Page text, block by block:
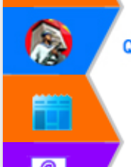
Đắk Lắk sơ kết 4 năm triển khai
hiện Đề án 06 của Chính phủ
Họp báo thông tin về Hội nghị
Quy hoạch và Xúc tiến đầu tư
Khơi thông điểm nghẽn, đẩy nhanh
giải ngân vốn khắc phục thiên tai
HĐND tỉnh thông qua điều chỉnh
hoạch tỉnh thời kỳ 2021-2030
Hội thảo góp ý hồ sơ điều chỉnh